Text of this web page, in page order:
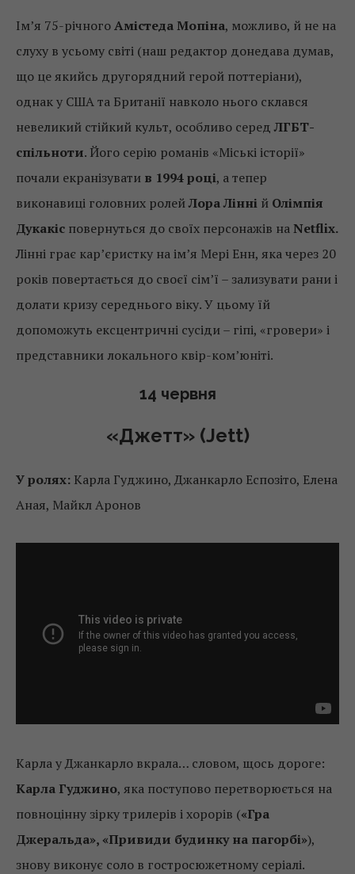
Ім’я 75-річногоАмістеда Мопіна, можливо, й не на
слуху в усьому світі (наш редактор донедава думав,
що це якийсь другорядний герой поттеріани),
однак у США та Британії навколо нього склався
невеликий стійкий культ, особливо середЛГБТ-
спільноти. Його серію романів «Міські історії»
почали екранізувати в 1994 році, а тепер
виконавиці головних ролейЛора Лінні й Олімпія
Дукакіс повернуться до своїх персонажів наNetflix.
Лінні грає кар’єристку на ім’я Мері Енн, яка через 20
років повертається до своєї сім’ї – зализувати рани і
долати кризу середнього віку. У цьому їй
допоможуть ексцентричні сусіди – гіпі, «гровери» і
представники локального квір-ком’юніті.
14 червня
«Джетт» (Jett)
У ролях: Карла Гуджино, Джанкарло Еспозіто, Елена
Аная, Майкл Аронов
Карла у Джанкарло вкрала… словом, щось дороге:
Карла Гуджино, яка поступово перетворюється на
повноцінну зірку трилерів і хорорів («Гра
Джеральда», «Привиди будинку на пагорбі»),
знову виконує соло в гостросюжетному серіалі.